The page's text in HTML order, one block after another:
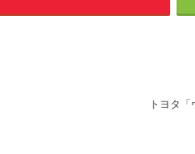
トヨタ